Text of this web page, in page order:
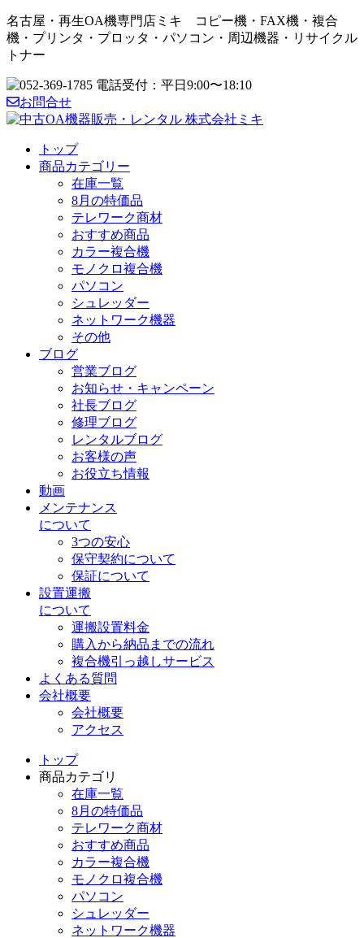
名古屋・再生OA機専門店ミキ コピー機・FAX機・複合
機・プリンタ・プロッタ・パソコン・周辺機器・リサイクル
トナー
お問合せ
トップ
商品カテゴリー
在庫一覧
8月の特価品
テレワーク商材
おすすめ商品
カラー複合機
モノクロ複合機
パソコン
シュレッダー
ネットワーク機器
その他
ブログ
営業ブログ
お知らせ・キャンペーン
社長ブログ
修理ブログ
レンタルブログ
お客様の声
お役立ち情報
動画
メンテナンス
について
3つの安心
保守契約について
保証について
設置運搬
について
運搬設置料金
購入から納品までの流れ
複合機引っ越しサービス
よくある質問
会社概要
会社概要
アクセス
トップ
商品カテゴリ
在庫一覧
8月の特価品
テレワーク商材
おすすめ商品
カラー複合機
モノクロ複合機
パソコン
シュレッダー
ネットワーク機器